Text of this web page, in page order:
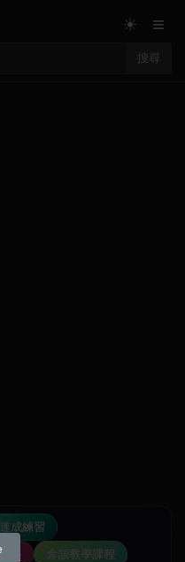
搜尋
☀ ≡
速成練習
學
倉頡教學課程